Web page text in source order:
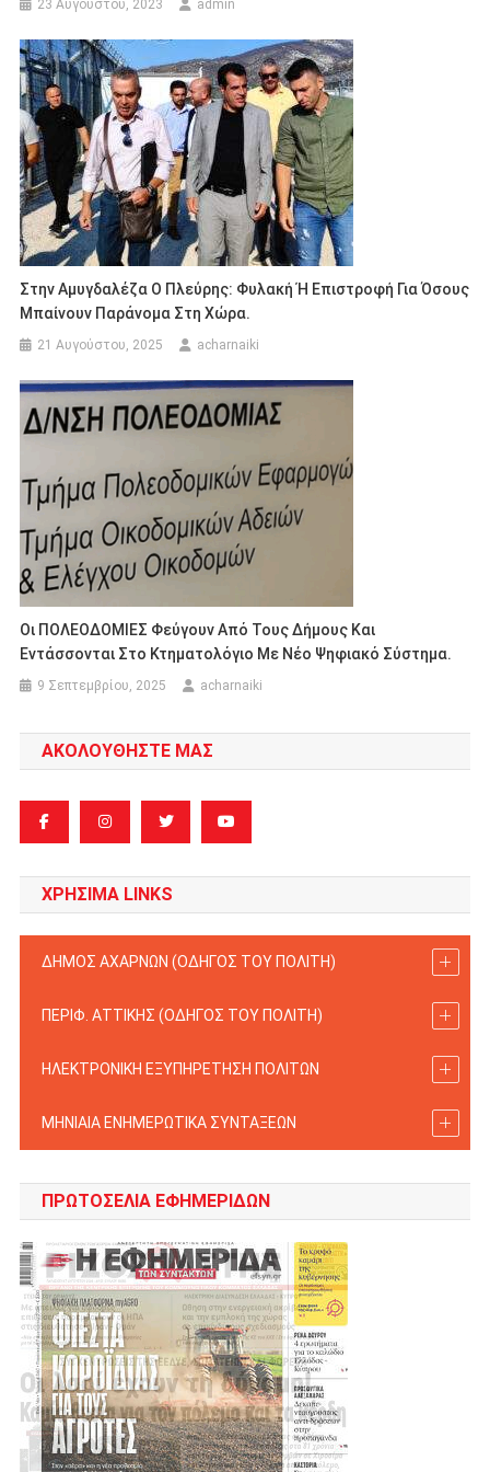
23 Αυγούστου, 2023 admin
Στην Αμυγδαλέζα Ο Πλεύρης: Φυλακή Ή Επιστροφή Για Όσους
Μπαίνουν Παράνομα Στη Χώρα.
21 Αυγούστου, 2025 acharnaiki
Οι ΠΟΛΕΟΔΟΜΙΕΣ Φεύγουν Από Τους Δήμους Και
Εντάσσονται Στο Κτηματολόγιο Με Νέο Ψηφιακό Σύστημα.
9 Σεπτεμβρίου, 2025 acharnaiki
ΑΚΟΛΟΥΘΗΣΤΕ ΜΑΣ
ΧΡΗΣΙΜΑ LINKS
ΔΗΜΟΣ ΑΧΑΡΝΩΝ (ΟΔΗΓΟΣ TOY ΠΟΛΙΤΗ)
ΠΕΡΙΦ. ΑΤΤΙΚΗΣ (ΟΔΗΓΟΣ TOY ΠΟΛΙΤΗ)
ΗΛΕΚΤΡΟΝΙΚΗ ΕΞΥΠΗΡΕΤΗΣΗ ΠΟΛΙΤΩΝ
ΜΗΝΙΑΙΑ ΕΝΗΜΕΡΩΤΙΚΑ ΣΥΝΤΑΞΕΩΝ
ΠΡΩΤΟΣΈΛΙΑ ΕΦΗΜΕΡΊΔΩΝ